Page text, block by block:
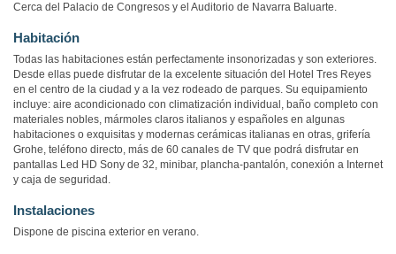
Cerca del Palacio de Congresos y el Auditorio de Navarra Baluarte.
Habitación
Todas las habitaciones están perfectamente insonorizadas y son exteriores.
Desde ellas puede disfrutar de la excelente situación del Hotel Tres Reyes
en el centro de la ciudad y a la vez rodeado de parques. Su equipamiento
incluye: aire acondicionado con climatización individual, baño completo con
materiales nobles, mármoles claros italianos y españoles en algunas
habitaciones o exquisitas y modernas cerámicas italianas en otras, grifería
Grohe, teléfono directo, más de 60 canales de TV que podrá disfrutar en
pantallas Led HD Sony de 32, minibar, plancha-pantalón, conexión a Internet
y caja de seguridad.
Instalaciones
Dispone de piscina exterior en verano.